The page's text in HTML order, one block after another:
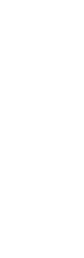
mes favoris